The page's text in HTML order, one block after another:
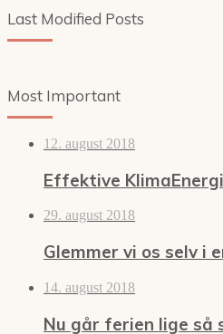
Last Modified Posts
Most Important
12. august 2018
Effektive
29. august 2018
Glemmer vi os selv i
14. august 2018
Nu går ferien lige så